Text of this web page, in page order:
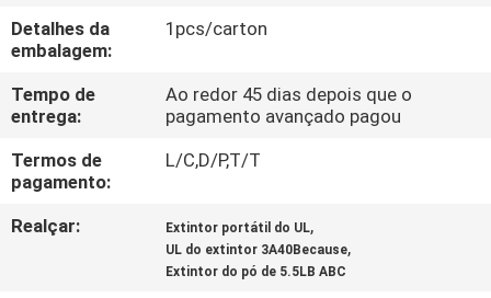
CONTROLE
DA
QUALIDADE
CONTACTE-
NOS
Detalhes da
embalagem:
1pcs/carton
Tempo de
entrega:
Ao redor 45 dias depois que o
pagamento avançado pagou
Termos de
pagamento:
L/C,D/P,T/T
Realçar: Extintor portátil do UL,
UL do extintor 3A40Because,
Extintor do pó de 5.5LB ABC